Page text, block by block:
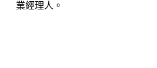
業經理人。